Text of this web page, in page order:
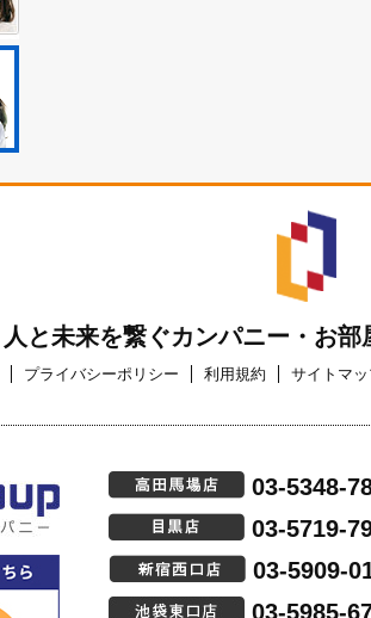
人と未来を繋ぐカンパニー・お
プライバシーポリシー 利用規約 サイトマ
03-5348-
03-5719-
03-5909-
03-5985-